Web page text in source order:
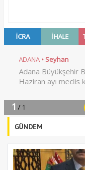
GÜNDEM